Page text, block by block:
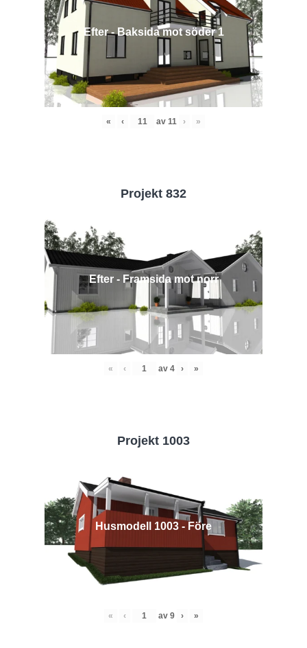
Efter - Baksida mot söder 1
« ‹ av 11 › »
Projekt 832
Efter - Framsida mot norr
« ‹ av 4 › »
Projekt 1003
Husmodell 1003 - Före
« ‹ av 9 › »